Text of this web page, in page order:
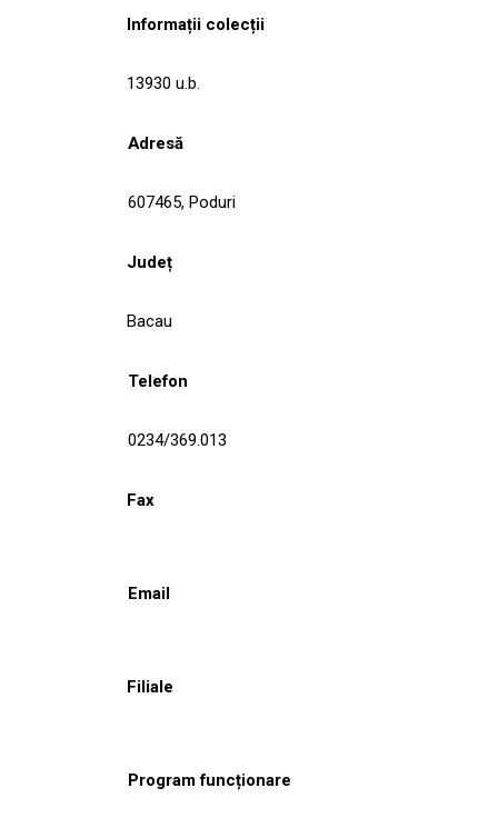
Informații colecții
13930 u.b.
Adresă
607465, Poduri
Județ
Bacau
Telefon
0234/369.013
Fax
Email
Filiale
Program funcționare